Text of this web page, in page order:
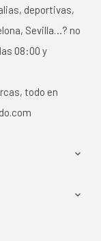
deportivas,
Sevilla…? no
08:00 y
todo en

